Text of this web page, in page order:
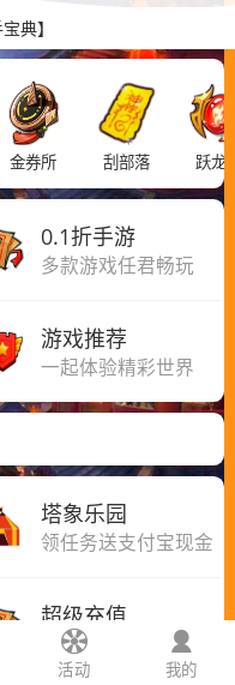
活动 我的
典】
金券所 刮部落 跃龙
0.1折手游
多款游戏任君畅玩
游戏推荐
一起体验精彩世界
塔象乐园
领任务送支付宝现金
超级充值
最高享153%返利